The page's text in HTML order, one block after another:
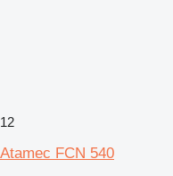
12
Atamec FCN 540